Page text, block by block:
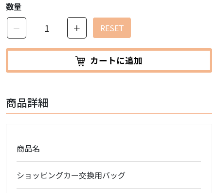
数量
－
＋ RESET
カートに追加
商品詳細
商品名
ショッピングカー交換用バッグ